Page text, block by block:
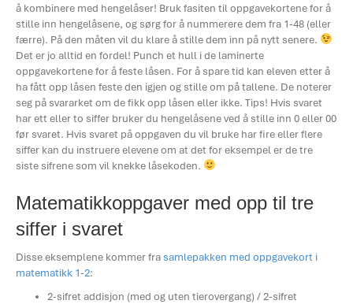
å kombinere med hengelåser! Bruk fasiten til oppgavekortene for å
stille inn hengelåsene, og sørg for å nummerere dem fra 1-48 (eller
færre). På den måten vil du klare å stille dem inn på nytt senere.
Det er jo alltid en fordel! Punch et hull i de laminerte
oppgavekortene for å feste låsen. For å spare tid kan eleven etter å
ha fått opp låsen feste den igjen og stille om på tallene. De noterer
seg på svararket om de fikk opp låsen eller ikke. Tips! Hvis svaret
har ett eller to siffer bruker du hengelåsene ved å stille inn 0 eller 00
før svaret. Hvis svaret på oppgaven du vil bruke har fire eller flere
siffer kan du instruere elevene om at det for eksempel er de tre
siste sifrene som vil knekke låsekoden.
Matematikkoppgaver med opp til tre
siffer i svaret
Disse eksemplene kommer frasamlepakken med oppgavekort i
matematikk 1-2:
2-sifret addisjon (med og uten tierovergang) / 2-sifret